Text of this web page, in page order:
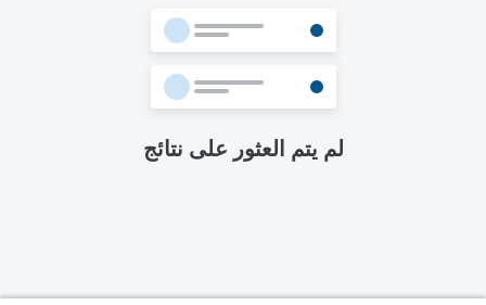
لم يتم العثور على نتائج